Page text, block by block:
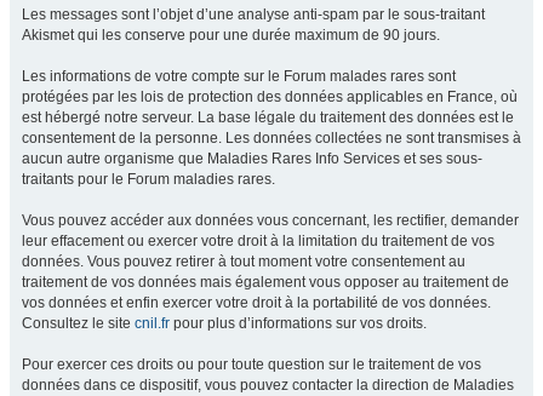
Les messages sont l’objet d’une analyse anti-spam par le sous-traitant
Akismet qui les conserve pour une durée maximum de 90 jours.
Les informations de votre compte sur le Forum malades rares sont
protégées par les lois de protection des données applicables en France, où
est hébergé notre serveur. La base légale du traitement des données est le
consentement de la personne. Les données collectées ne sont transmises à
aucun autre organisme que Maladies Rares Info Services et ses sous-
traitants pour le Forum maladies rares.
Vous pouvez accéder aux données vous concernant, les rectifier, demander
leur effacement ou exercer votre droit à la limitation du traitement de vos
données. Vous pouvez retirer à tout moment votre consentement au
traitement de vos données mais également vous opposer au traitement de
vos données et enfin exercer votre droit à la portabilité de vos données.
Consultez le site cnil.fr pour plus d’informations sur vos droits.
Pour exercer ces droits ou pour toute question sur le traitement de vos
données dans ce dispositif, vous pouvez contacter la direction de Maladies